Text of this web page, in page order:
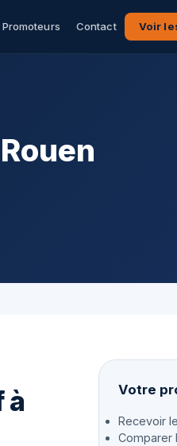
Promoteurs Contact Voir
à
Votre
Recevoir
Comparer